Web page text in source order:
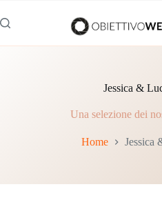
al
contenuto
Jessica &
Una selezione dei
Home Jessica